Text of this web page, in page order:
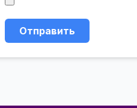
Отправить